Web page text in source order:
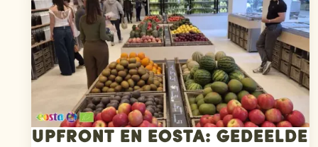
gram per dag van de
Wereldgezondheidsorganisatie. Slechts vijf
EU-landen halen deze ondergrens.
Upfront en Eosta: gedeelde